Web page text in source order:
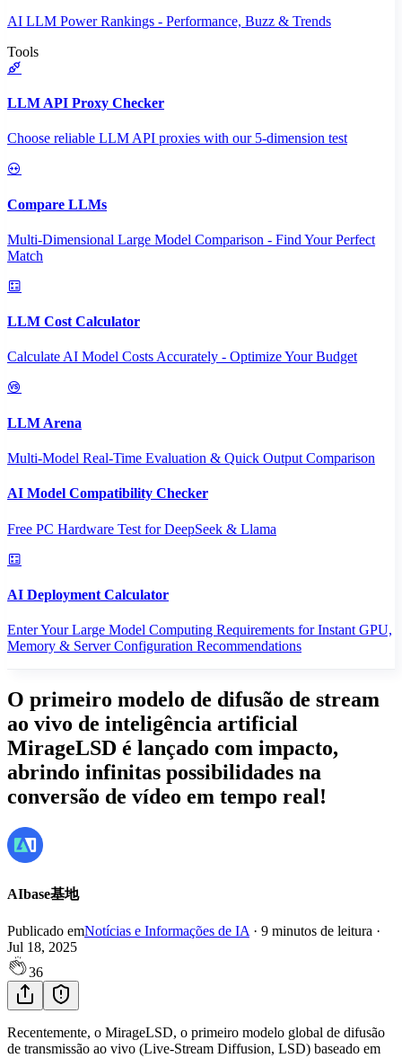
AI LLM Power Rankings - Performance, Buzz & Trends
Tools
LLM API Proxy Checker
Choose reliable LLM API proxies with our 5-dimension test
Compare LLMs
Multi-Dimensional Large Model Comparison - Find Your Perfect
Match
LLM Cost Calculator
Calculate AI Model Costs Accurately - Optimize Your Budget
LLM Arena
Multi-Model Real-Time Evaluation & Quick Output Comparison
AI Model Compatibility Checker
Free PC Hardware Test for DeepSeek & Llama
AI Deployment Calculator
Enter Your Large Model Computing Requirements for Instant GPU,
Memory & Server Configuration Recommendations
O primeiro modelo de difusão de stream
ao vivo de inteligência artificial
MirageLSD é lançado com impacto,
abrindo infinitas possibilidades na
conversão de vídeo em tempo real!
AIbase基地
Publicado emNotícias e Informações de IA · 9 minutos de leitura ·
Jul 18, 2025
36
Recentemente, o MirageLSD, o primeiro modelo global de difusão
de transmissão ao vivo (Live-Stream Diffusion, LSD) baseado em